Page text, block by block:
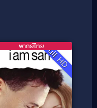
Full HD
พากย์ไทย